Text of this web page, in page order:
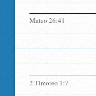
Mateo 26:41
2 Timoteo 1:7